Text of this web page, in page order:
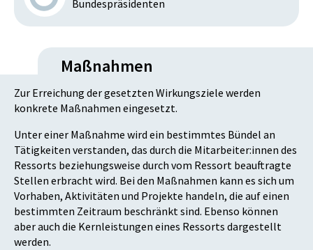
Bundespräsidenten
Maßnahmen
Zur Erreichung der gesetzten Wirkungsziele werden
konkrete Maßnahmen eingesetzt.
Unter einer Maßnahme wird ein bestimmtes Bündel an
Tätigkeiten verstanden, das durch die Mitarbeiter:innen des
Ressorts beziehungsweise durch vom Ressort beauftragte
Stellen erbracht wird. Bei den Maßnahmen kann es sich um
Vorhaben, Aktivitäten und Projekte handeln, die auf einen
bestimmten Zeitraum beschränkt sind. Ebenso können
aber auch die Kernleistungen eines Ressorts dargestellt
werden.